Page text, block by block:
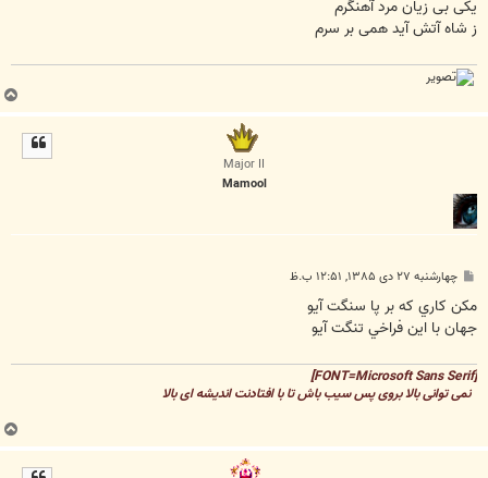
یکی بی زیان مرد آهنگرم
ز شاه آتش آید همی بر سرم
ب
ا
Major II
Mamool
پ
ت
چهارشنبه ۲۷ دی ۱۳۸۵, ۱۲:۵۱ ب.ظ
مكن كاري كه بر پا سنگت آيو
جهان با اين فراخي تنگت آيو
نمی توانی بالا بروی پس سیب باش تا با افتادنت اندیشه ای بالا
ب
ا